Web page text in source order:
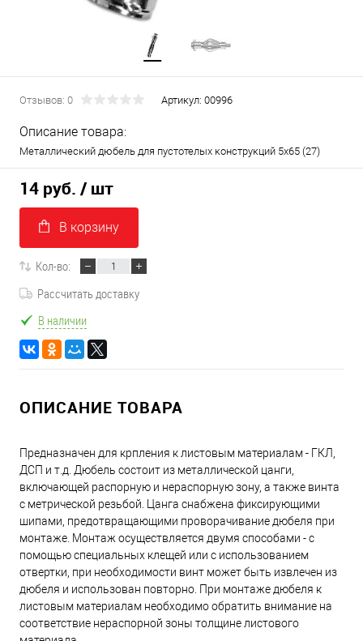
Отзывов: 0 Артикул: 00996
Описание товара:
Металлический дюбель для пустотелых конструкций 5х65 (27)
14 руб. / шт
В корзину
Кол-во:
Рассчитать доставку
В наличии
ОПИСАНИЕ ТОВАРА
Предназначен для крпления к листовым материалам - ГКЛ,
ДСП и т.д. Дюбель состоит из металлической цанги,
включающей распорную и нераспорную зону, а также винта
с метрической резьбой. Цанга снабжена фиксирующими
шипами, предотвращающими проворачивание дюбеля при
монтаже. Монтаж осуществляется двумя способами - с
помощью специальных клещей или с использованием
отвертки, при необходимости винт может быть извлечен из
дюбеля и использован повторно. При монтаже дюбеля к
листовым материалам необходимо обратить внимание на
соответствие нераспорной зоны толщине листового